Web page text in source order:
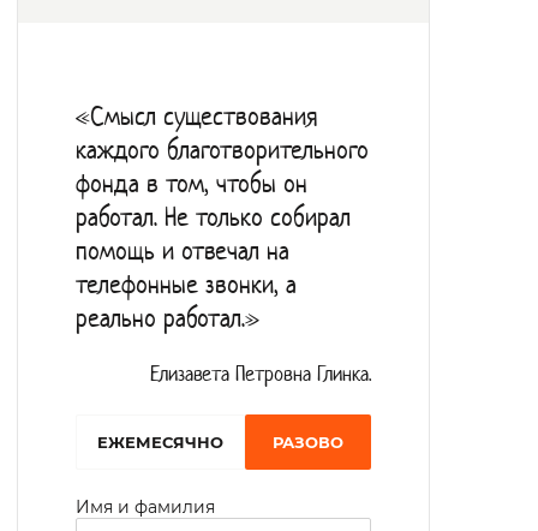
комнате интерната регулярно проводятся
богослужения.
«Смысл существования
каждого благотворительного
фонда в том, чтобы он
работал. Не только собирал
помощь и отвечал на
телефонные звонки, а
реально работал.»
Елизавета Петровна Глинка.
EЖЕМЕСЯЧНО РАЗОВО
Имя и фамилия